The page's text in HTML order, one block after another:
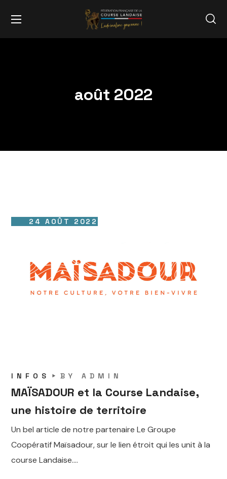
août 2022
24 AOÛT 2022
INFOS BYADMIN
MAÏSADOUR et la Course Landaise,
une histoire de territoire
Un bel article de notre partenaire Le Groupe
Coopératif Maïsadour, sur le lien étroit qui les unit à la
course Landaise....